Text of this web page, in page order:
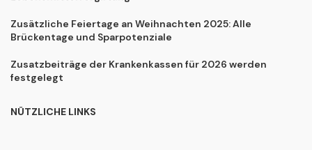
Zusätzliche Feiertage an Weihnachten 2025: Alle
Brückentage und Sparpotenziale
Zusatzbeiträge der Krankenkassen für 2026 werden
festgelegt
NÜTZLICHE LINKS